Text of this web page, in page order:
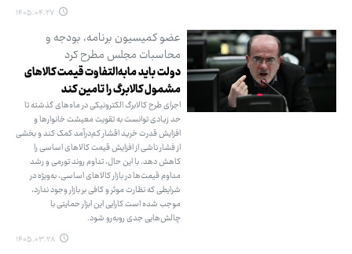
۱۴۰۵.۰۴.۲۷
عضو کمیسیون برنامه، بودجه و
محاسبات مجلس مطرح کرد
دولت باید مابه‌التفاوت قیمت کالاهای
مشمول کالابرگ را تامین کند
اجرای طرح کالابرگ الکترونیکی در ماه‌های گذشته تا
حد زیادی توانست به تقویت معیشت خانوارها و
افزایش قدرت خرید اقشار کم‌درآمد کمک کند و بخشی
از فشار ناشی از افزایش قیمت کالاهای اساسی را
کاهش دهد. با این حال، تداوم روند تورمی و رشد
مداوم قیمت‌ها در بازار کالاهای اساسی، به‌ویژه در
شرایطی که نظارت موثر و کافی بر بازار وجود ندارد،
موجب شده است کارایی این ابزار حمایتی با
چالش‌هایی جدی روبه‌رو شود.
۱۴۰۵.۰۳.۲۸